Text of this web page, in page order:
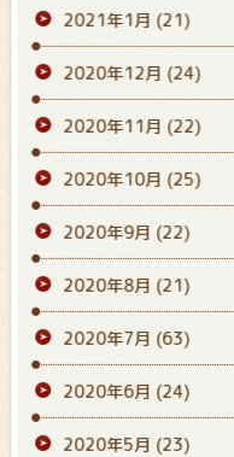
2021年1月 (21)
2020年12月 (24)
2020年11月 (22)
2020年10月 (25)
2020年9月 (22)
2020年8月 (21)
2020年7月 (63)
2020年6月 (24)
2020年5月 (23)